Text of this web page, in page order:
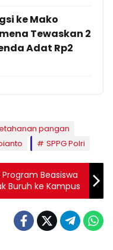
ke Mako
Tewaskan 2
Adat Rp2
pangan
SPPG Polri
Program Beasiswa
Buruh ke Kampus